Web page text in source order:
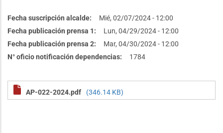
Fecha suscripción alcalde
Mié, 02/07/2024 - 12:00
Fecha publicación prensa 1
Lun, 04/29/2024 - 12:00
Fecha publicación prensa 2
Mar, 04/30/2024 - 12:00
N° oficio notificación dependencias
1784
AP-022-2024.pdf (346.14 KB)